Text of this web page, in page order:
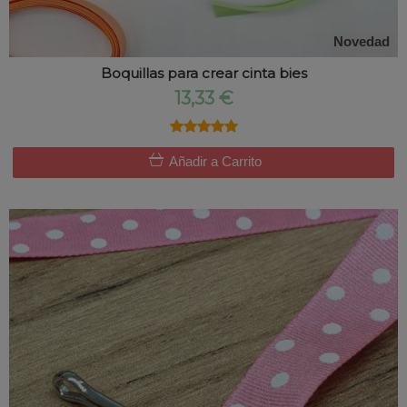
Novedad
Boquillas para crear cinta bies
13,33 €
★★★★★
★★★★★
Añadir a Carrito